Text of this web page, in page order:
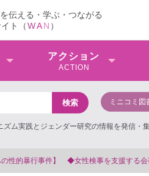
伝える・学ぶ・つながる
ト（WAN ）
アクション
ACTION
ミニコミ図
ム実践とジェンダー研究の情報を発信・集
局